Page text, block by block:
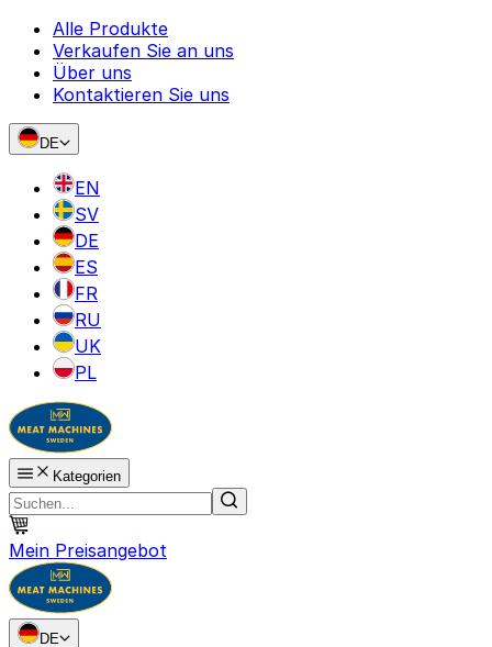
Alle Produkte
Verkaufen Sie an uns
Über uns
Kontaktieren Sie uns
DE
EN
SV
DE
ES
FR
RU
UK
PL
Kategorien
Mein Preisangebot
DE